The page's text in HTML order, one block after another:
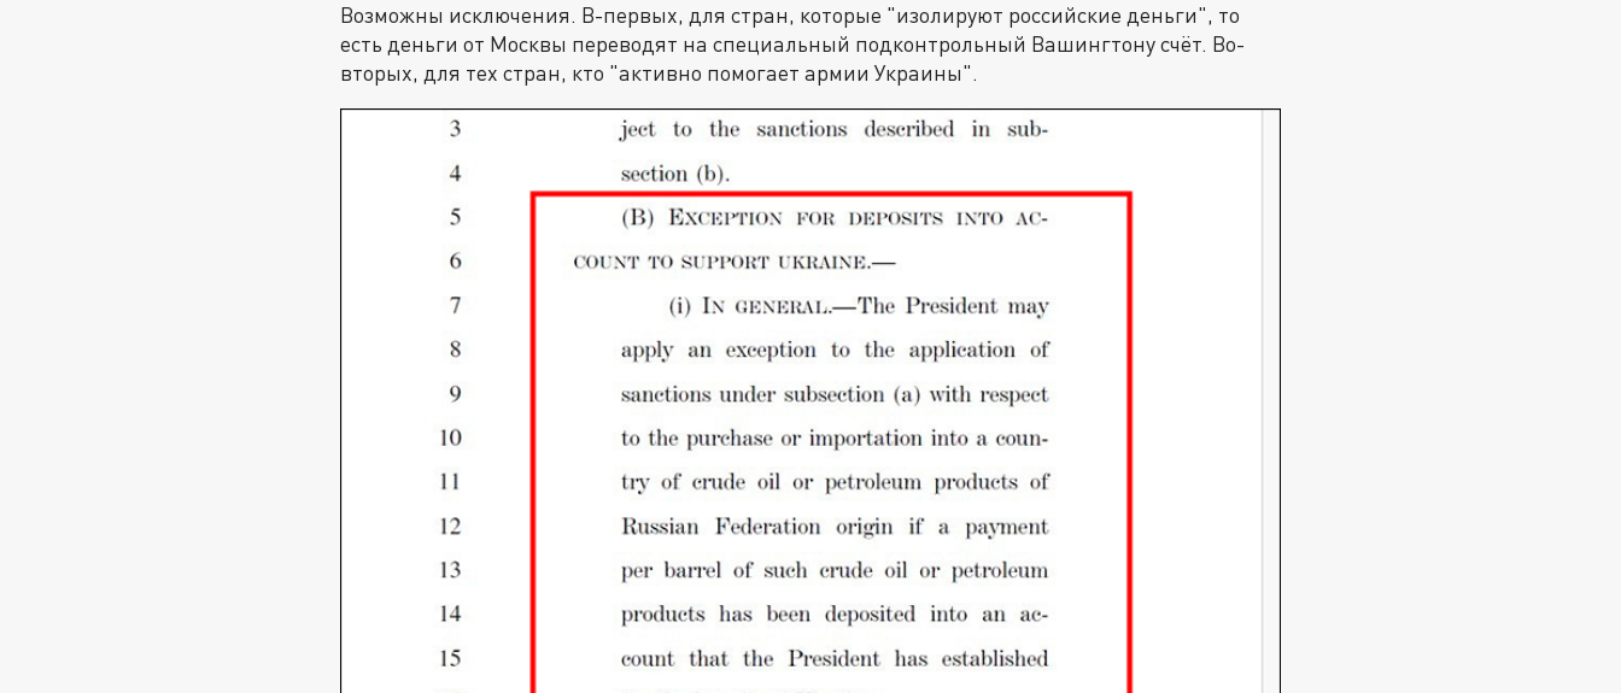
Возможны исключения. В-первых, для стран, которые "изолируют российские деньги", то
есть деньги от Москвы переводят на специальный подконтрольный Вашингтону счёт. Во-
вторых, для тех стран, кто "активно помогает армии Украины".